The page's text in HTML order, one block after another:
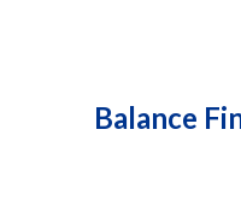
Balance